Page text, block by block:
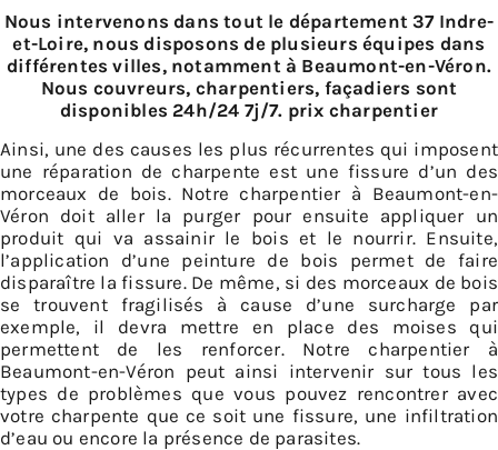
Nous intervenons dans tout le département 37 Indre-
et-Loire, nous disposons de plusieurs équipes dans
différentes villes, notamment à Beaumont-en-Véron.
Nous couvreurs, charpentiers, façadiers sont
disponibles 24h/24 7j/7. prix charpentier
Ainsi, une des causes les plus récurrentes qui imposent
une réparation de charpente est une fissure d’un des
morceaux de bois. Notre charpentier à Beaumont-en-
Véron doit aller la purger pour ensuite appliquer un
produit qui va assainir le bois et le nourrir. Ensuite,
l’application d’une peinture de bois permet de faire
disparaître la fissure. De même, si des morceaux de bois
se trouvent fragilisés à cause d’une surcharge par
exemple, il devra mettre en place des moises qui
permettent de les renforcer. Notre charpentier à
Beaumont-en-Véron peut ainsi intervenir sur tous les
types de problèmes que vous pouvez rencontrer avec
votre charpente que ce soit une fissure, une infiltration
d’eau ou encore la présence de parasites.